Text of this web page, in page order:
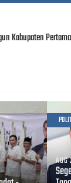
Kabupaten